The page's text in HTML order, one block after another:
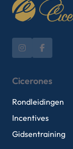
Cicerones
Rondleidingen
Incentives
Gidsentraining